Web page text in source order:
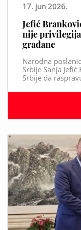
17. jun 2026.
Jefić
nije privilegija
građane
Narodna
Srbije Sanja
Srbije da